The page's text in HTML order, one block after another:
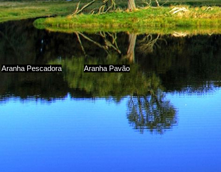
Aranha Pescadora Aranha Pavão